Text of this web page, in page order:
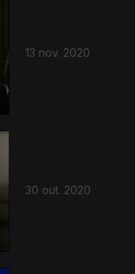
13 nov. 2020
30 out. 2020